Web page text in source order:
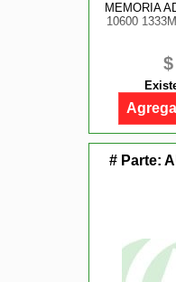
MEMORIA
10600
$
# Parte: